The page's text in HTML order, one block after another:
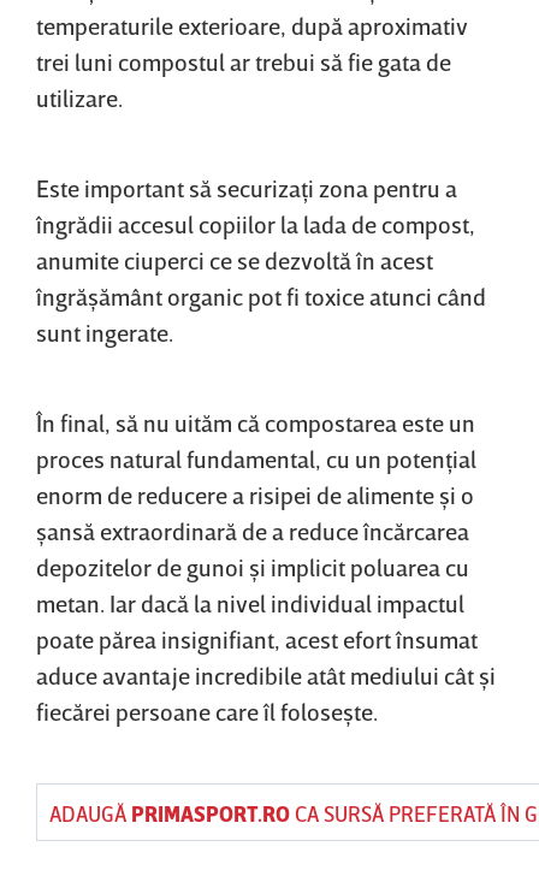
temperaturile exterioare, după aproximativ
trei luni compostul ar trebui să fie gata de
utilizare.
Este important să securizaţi zona pentru a
îngrădii accesul copiilor la lada de compost,
anumite ciuperci ce se dezvoltă în acest
îngrăşământ organic pot fi toxice atunci când
sunt ingerate.
În final, să nu uităm că compostarea este un
proces natural fundamental, cu un potenţial
enorm de reducere a risipei de alimente şi o
şansă extraordinară de a reduce încărcarea
depozitelor de gunoi şi implicit poluarea cu
metan. Iar dacă la nivel individual impactul
poate părea insignifiant, acest efort însumat
aduce avantaje incredibile atât mediului cât şi
fiecărei persoane care îl foloseşte.
ADAUGĂ PRIMASPORT.ROCA SURSĂ PREFERATĂ ÎN